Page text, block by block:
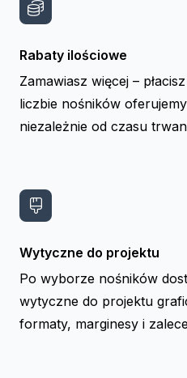
Rabaty ilościowe
Zamawiasz więcej –
liczbie nośników
niezależnie od czasu
Wytyczne do projektu
Po wyborze nośników
wytyczne do projektu
formaty, marginesy i